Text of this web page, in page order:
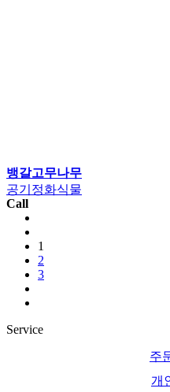
뱅갈고무나무
공기정화식물
Call
1
2
3
Service
주
개